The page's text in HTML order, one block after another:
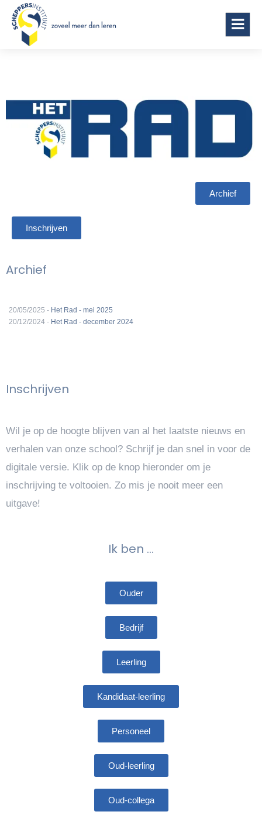
Archief
Inschrijven
Archief
20/05/2025 - Het Rad - mei 2025
20/12/2024 - Het Rad - december 2024
Inschrijven
Wil je op de hoogte blijven van al het laatste nieuws en
verhalen van onze school? Schrijf je dan snel in voor de
digitale versie. Klik op de knop hieronder om je
inschrijving te voltooien. Zo mis je nooit meer een
uitgave!
Ik ben ...
Ouder
Bedrijf
Leerling
Kandidaat-leerling
Personeel
Oud-leerling
Oud-collega